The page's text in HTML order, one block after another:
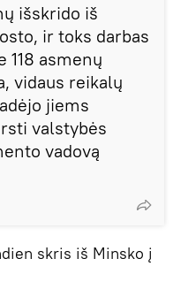
išskrido iš
ir toks darbas
118 asmenų
vidaus reikalų
jiems
valstybės
vadovą
skris iš Minsko į